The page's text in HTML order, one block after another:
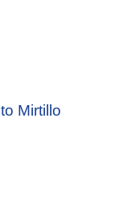
Mirtillo